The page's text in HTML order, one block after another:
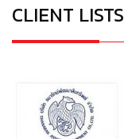
CLIENT LISTS